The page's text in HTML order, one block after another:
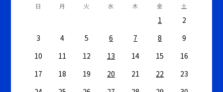
日 月 火 水 木 金 土
1
2
3
4 5 6 7 8
9
10
11 12 13 14 15
16
17
18 19 20 21 22
23